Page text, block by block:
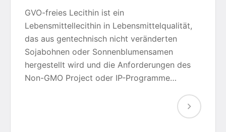
GVO-freies Lecithin ist ein
Lebensmittellecithin in Lebensmittelqualität,
das aus gentechnisch nicht veränderten
Sojabohnen oder Sonnenblumensamen
hergestellt wird und die Anforderungen des
Non-GMO Project oder IP-Programme…